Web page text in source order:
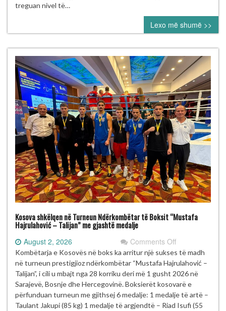
sukses
në
Pejë
treguan nivel të…
Lexo më shumë >>
Kosova shkëlqen në Turneun Ndërkombëtar të Boksit “Mustafa
Hajrulahović – Talijan” me gjashtë medalje
August 2, 2026 Comments Offon
Kosova
shkëlqen
në
Turneun
Ndërkombëtar
të
Kombëtarja e Kosovës në boks ka arritur një sukses të madh
në turneun prestigjioz ndërkombëtar “Mustafa Hajrulahović –
Talijan”, i cili u mbajt nga 28 korriku deri më 1 gusht 2026 në
Sarajevë, Bosnje dhe Hercegovinë. Boksierët kosovarë e
përfunduan turneun me gjithsej 6 medalje: 1 medalje të artë –
Taulant Jakupi (85 kg) 1 medalje të argjendtë – Riad Isufi (55